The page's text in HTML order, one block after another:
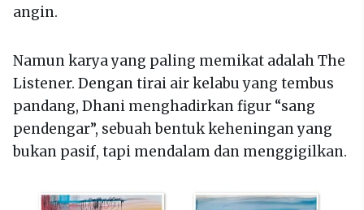
angin.
Namun karya yang paling memikat adalah The
Listener. Dengan tirai air kelabu yang tembus
pandang, Dhani menghadirkan figur “sang
pendengar”, sebuah bentuk keheningan yang
bukan pasif, tapi mendalam dan menggigilkan.